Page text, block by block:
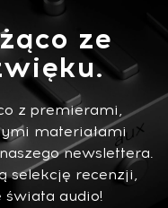
ze
z premierami,
materiałami
newslettera.
selekcję recenzji,
audio!